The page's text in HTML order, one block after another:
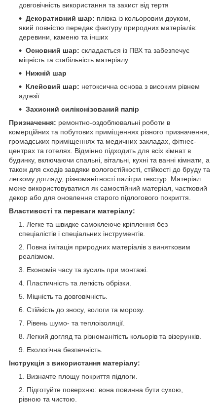
довговічність використання та захист від тертя
Декоративний шар: плівка із кольоровим друком,
який повністю передає фактуру природних матеріалів:
деревини, каменю та інших
Основний шар: складається із ПВХ та забезпечує
міцність та стабільність матеріалу
Нижній шар
Клейовий шар: нетоксична основа з високим рівнем
адгезії
Захисний силіконізований папір
Призначення: ремонтно-оздоблювальні роботи в
комерційних та побутових приміщеннях різного призначення,
громадських приміщеннях та медичних закладах, фітнес-
центрах та готелях. Відмінно підходить для всіх кімнат в
будинку, включаючи спальні, вітальні, кухні та ванні кімнати, а
також для сходів завдяки вологостійкості, стійкості до бруду та
легкому догляду, різноманітності палітри текстур. Матеріал
може використовуватися як самостійний матеріал, частковий
декор або для оновлення старого підлогового покриття.
Властивості та переваги матеріалу:
Легке та швидке самоклеюче кріплення без
спеціалістів і спеціальних інструментів.
Повна імітація природних матеріалів з винятковим
реалізмом.
Економія часу та зусиль при монтажі.
Пластичність та легкість обрізки.
Міцність та довговічність.
Стійкість до зносу, вологи та морозу.
Рівень шумо- та теплоізоляції.
Легкий догляд та різноманітість кольорів та візерунків.
Екологічна безпечність.
Інструкція з використання матеріалу:
Визначте площу покриття підлоги.
Підготуйте поверхню: вона повинна бути сухою,
рівною та чистою.